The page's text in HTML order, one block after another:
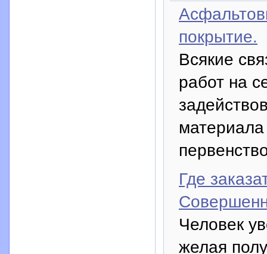
покрытие.
Всякие
работ на
Где
Человек
желая